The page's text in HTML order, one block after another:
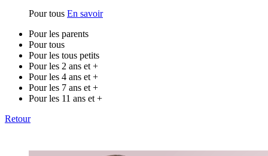
Pour tous En savoir
Pour les parents
Pour tous
Pour les tous petits
Pour les 2 ans et +
Pour les 4 ans et +
Pour les 7 ans et +
Pour les 11 ans et +
Retour